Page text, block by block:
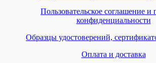
Пользовательское соглашение и
конфиденциальности
Образцы удостоверений,
Оплата и доставка